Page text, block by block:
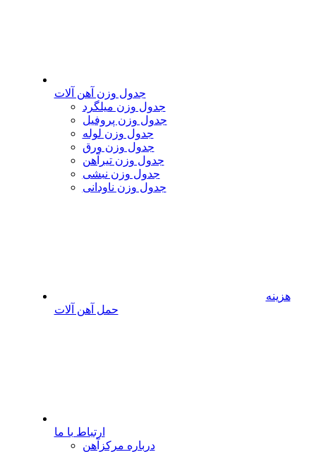
جدول وزن آهن آلات
جدول وزن میلگرد
جدول وزن پروفیل
جدول وزن لوله
جدول وزن ورق
جدول وزن تیرآهن
جدول وزن نبشی
جدول وزن ناودانی
هزینه
حمل آهن آلات
ارتباط با ما
درباره مرکزآهن